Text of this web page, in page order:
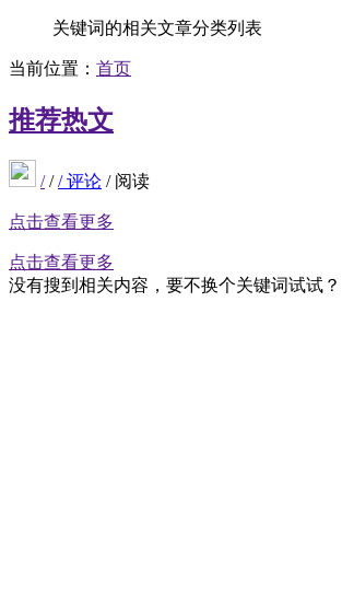
关键词的相关文章分类列表
当前位置： 首页
推荐热文
/ / /评论 /阅读
点击查看更多
点击查看更多
没有搜到相关内容，要不换个关键词试试？